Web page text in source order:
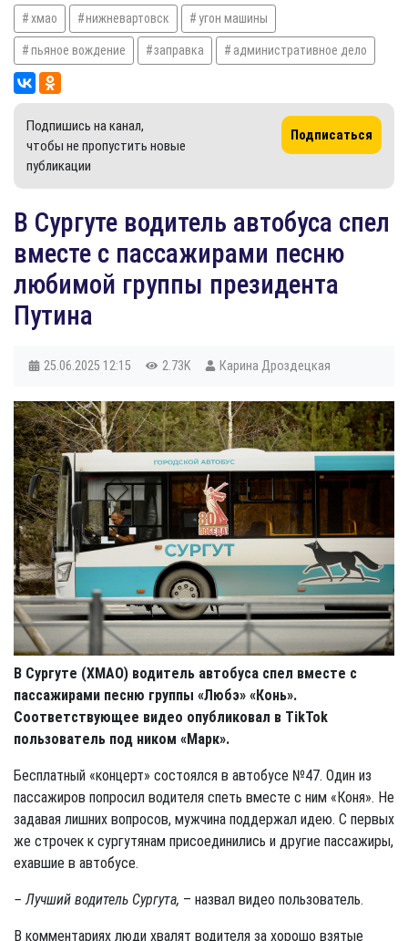
хмао нижневартовск угон машины
пьяное вождение заправка административное дело
Подпишись на канал,
чтобы не пропустить новые
публикации
Подписаться
В Сургуте водитель автобуса спел
вместе с пассажирами песню
любимой группы президента
Путина
25.06.2025 12:15 2.73K Карина Дроздецкая
В Сургуте (ХМАО) водитель автобуса спел вместе с
пассажирами песню группы «Любэ» «Конь».
Соответствующее видео опубликовал в TikTok
пользователь под ником «Марк».
Бесплатный «концерт» состоялся в автобусе №47. Один из
пассажиров попросил водителя спеть вместе с ним «Коня». Не
задавая лишних вопросов, мужчина поддержал идею. С первых
же строчек к сургутянам присоединились и другие пассажиры,
ехавшие в автобусе.
– Лучший водитель Сургута, – назвал видео пользователь.
В комментариях люди хвалят водителя за хорошо взятые